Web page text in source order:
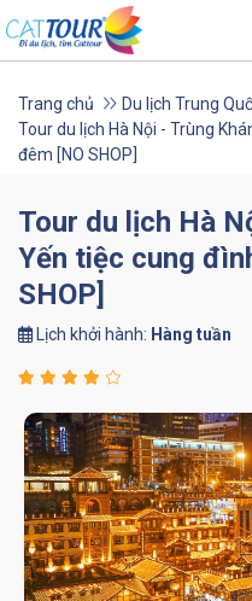
Trang chủ
Du lịch Trung
Tour du lịch Hà Nội - Trùng
đêm [NO SHOP]
Tour du lịch Hà
Yến tiệc cung
SHOP]
Lịch khởi hành: Hàng tuần